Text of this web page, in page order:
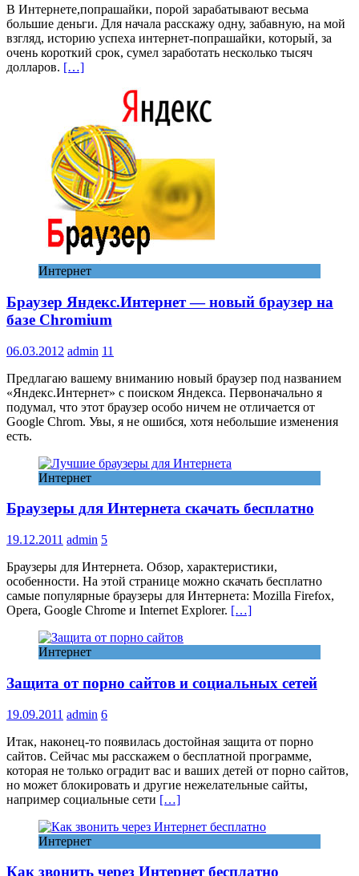
В Интернете,попрашайки, порой зарабатывают весьма
большие деньги. Для начала расскажу одну, забавную, на мой
взгляд, историю успеха интернет-попрашайки, который, за
очень короткий срок, сумел заработать несколько тысяч
долларов. […]
Интернет
Браузер Яндекс.Интернет — новый браузер на
базе Chromium
06.03.2012 admin 11
Предлагаю вашему вниманию новый браузер под названием
«Яндекс.Интернет» с поиском Яндекса. Первоначально я
подумал, что этот браузер особо ничем не отличается от
Google Chrom. Увы, я не ошибся, хотя небольшие изменения
есть.
Интернет
Браузеры для Интернета скачать бесплатно
19.12.2011 admin 5
Браузеры для Интернета. Обзор, характеристики,
особенности. На этой странице можно скачать бесплатно
самые популярные браузеры для Интернета: Mozilla Firefox,
Opera, Google Chrome и Internet Explorer. […]
Интернет
Защита от порно сайтов и социальных сетей
19.09.2011 admin 6
Итак, наконец-то появилась достойная защита от порно
сайтов. Сейчас мы расскажем о бесплатной программе,
которая не только оградит вас и ваших детей от порно сайтов,
но может блокировать и другие нежелательные сайты,
например социальные сети […]
Интернет
Как звонить через Интернет бесплатно